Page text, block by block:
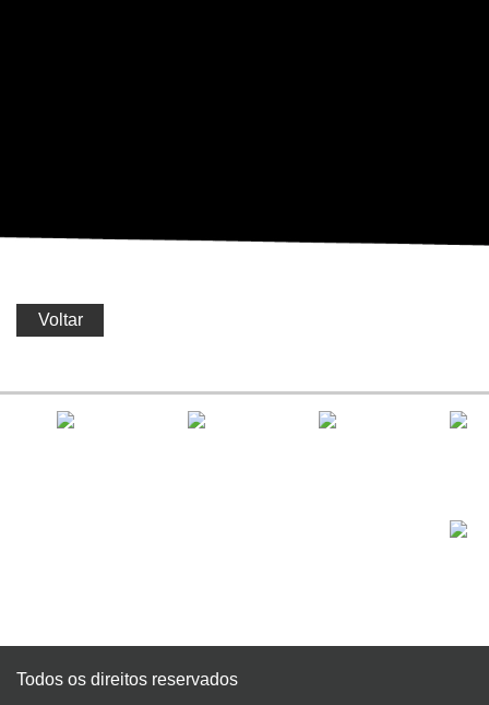
Voltar
Todos os direitos reservados